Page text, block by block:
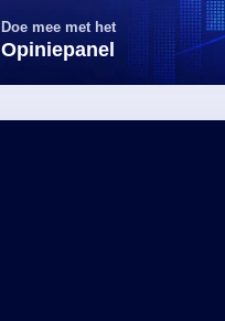
Doe mee met het
Opiniepanel